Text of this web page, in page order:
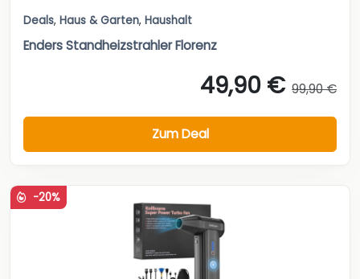
Deals, Haus & Garten, Haushalt
Enders Standheizstrahler Florenz
49,90 € 99,90 €
Zum Deal
-20%